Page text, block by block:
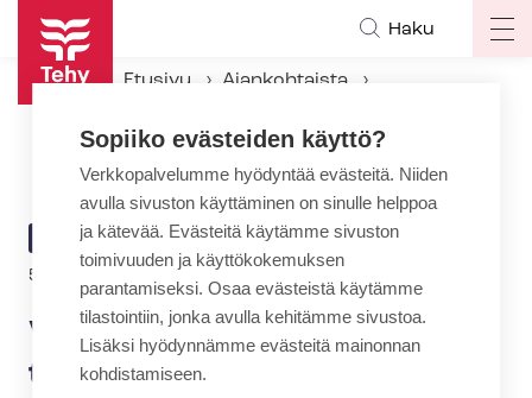
Hyppää
pääsisältöön
Haku
Etusivu
Ajankohtaista
Vuoden kätilö taistelee tyttöjen sukuelinten silpomista vastaan
ARTIKKELIN
KATEGORIA
AJANKOHTAISTA
5.5.2020 | 10:00
Vuoden kätilö taistelee
tyttöjen sukuelinten
Sopiiko evästeiden käyttö?
Verkkopalvelumme hyödyntää evästeitä. Niiden
avulla sivuston käyttäminen on sinulle helppoa
ja kätevää. Evästeitä käytämme sivuston
toimivuuden ja käyttökokemuksen
parantamiseksi. Osaa evästeistä käytämme
tilastointiin, jonka avulla kehitämme sivustoa.
Lisäksi hyödynnämme evästeitä mainonnan
kohdistamiseen.